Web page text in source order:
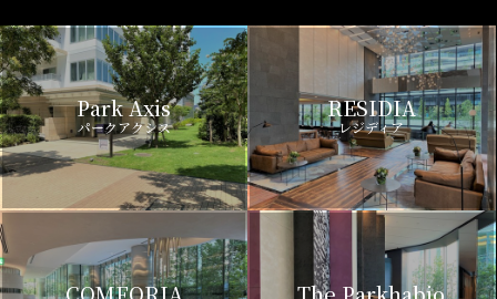
Park Axis
パークアクシス
RESIDIA
レジディア
COMFORIA The Parkhabio